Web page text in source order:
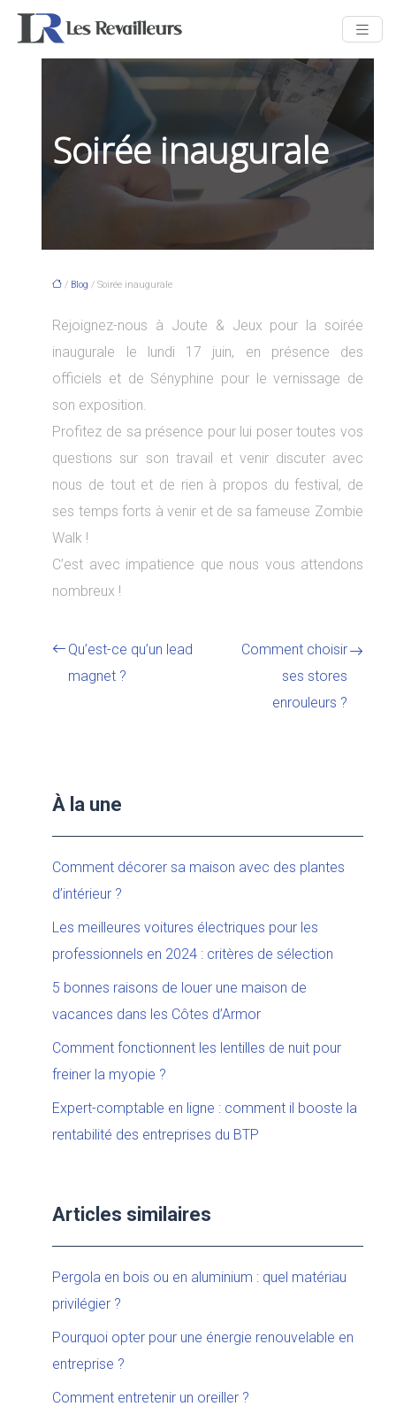
Soirée inaugurale
/ Blog / Soirée inaugurale
Rejoignez-nous à Joute & Jeux pour la soirée
inaugurale le lundi 17 juin, en présence des
officiels et de Sényphine pour le vernissage de
son exposition.
Profitez de sa présence pour lui poser toutes vos
questions sur son travail et venir discuter avec
nous de tout et de rien à propos du festival, de
ses temps forts à venir et de sa fameuse Zombie
Walk !
C’est avec impatience que nous vous attendons
nombreux !
Qu’est-ce qu’un lead
magnet ?
Comment choisir
ses stores
enrouleurs ?
À la une
Comment décorer sa maison avec des plantes
d’intérieur ?
Les meilleures voitures électriques pour les
professionnels en 2024 : critères de sélection
5 bonnes raisons de louer une maison de
vacances dans les Côtes d’Armor
Comment fonctionnent les lentilles de nuit pour
freiner la myopie ?
Expert-comptable en ligne : comment il booste la
rentabilité des entreprises du BTP
Articles similaires
Pergola en bois ou en aluminium : quel matériau
privilégier ?
Pourquoi opter pour une énergie renouvelable en
entreprise ?
Comment entretenir un oreiller ?